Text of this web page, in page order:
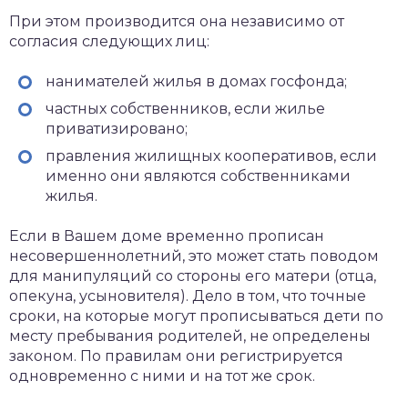
При этом производится она независимо от
согласия следующих лиц:
нанимателей жилья в домах госфонда;
частных собственников, если жилье
приватизировано;
правления жилищных кооперативов, если
именно они являются собственниками
жилья.
Если в Вашем доме временно прописан
несовершеннолетний, это может стать поводом
для манипуляций со стороны его матери (отца,
опекуна, усыновителя). Дело в том, что точные
сроки, на которые могут прописываться дети по
месту пребывания родителей, не определены
законом. По правилам они регистрируется
одновременно с ними и на тот же срок.